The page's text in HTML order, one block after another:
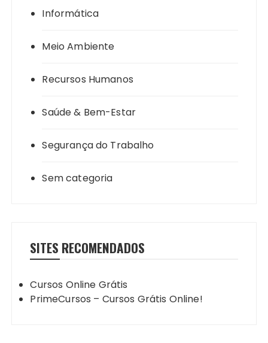
Informática
Meio Ambiente
Recursos Humanos
Saúde & Bem-Estar
Segurança do Trabalho
Sem categoria
SITES RECOMENDADOS
Cursos Online Grátis
PrimeCursos – Cursos Grátis Online!